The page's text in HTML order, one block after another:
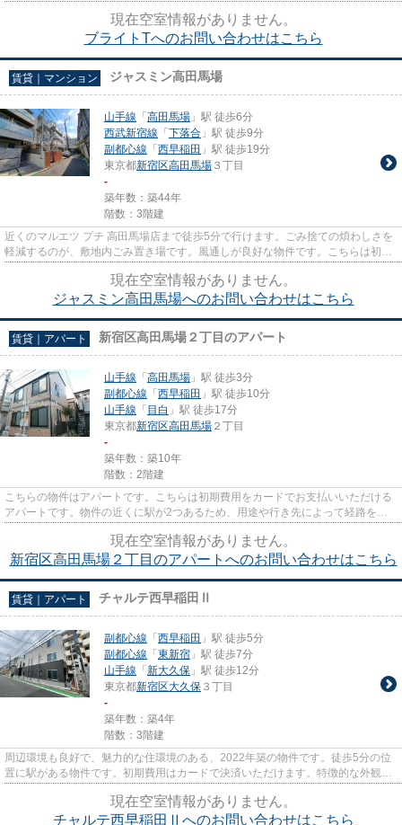
現在空室情報がありません。
ブライトTへのお問い合わせはこちら
賃貸｜マンション ジャスミン高田馬場
山手線 「 高田馬場 」駅 徒歩6分
西武新宿線 「 下落合 」駅 徒歩9分
副都心線 「 西早稲田 」駅 徒歩19分
東京都新宿区高田馬場 ３丁目
-
築年数：築44年
階数：3階建
近くのマルエツ プチ 高田馬場店まで徒歩5分で行けます。ごみ捨ての煩わしさを
軽減するのが、敷地内ごみ置き場です。風通しが良好な物件です。こちらは初期
現在空室情報がありません。
ジャスミン高田馬場へのお問い合わせはこちら
賃貸｜アパート 新宿区高田馬場２丁目のアパート
山手線 「 高田馬場 」駅 徒歩3分
副都心線 「 西早稲田 」駅 徒歩10分
山手線 「 目白 」駅 徒歩17分
東京都新宿区高田馬場 ２丁目
-
築年数：築10年
階数：2階建
こちらの物件はアパートです。こちらは初期費用をカードでお支払いいただける
アパートです。物件の近くに駅が2つあるため、用途や行き先によって経路を選
現在空室情報がありません。
新宿区高田馬場２丁目のアパートへのお問い合わせはこちら
賃貸｜アパート チャルテ西早稲田Ⅱ
副都心線 「 西早稲田 」駅 徒歩5分
副都心線 「 東新宿 」駅 徒歩7分
山手線 「 新大久保 」駅 徒歩12分
東京都新宿区大久保 ３丁目
-
築年数：築4年
階数：3階建
周辺環境も良好で、魅力的な住環境のある、2022年築の物件です。徒歩5分の位
置に駅がある物件です。初期費用はカードで決済いただけます。特徴的な外観と
現在空室情報がありません。
チャルテ西早稲田Ⅱへのお問い合わせはこちら